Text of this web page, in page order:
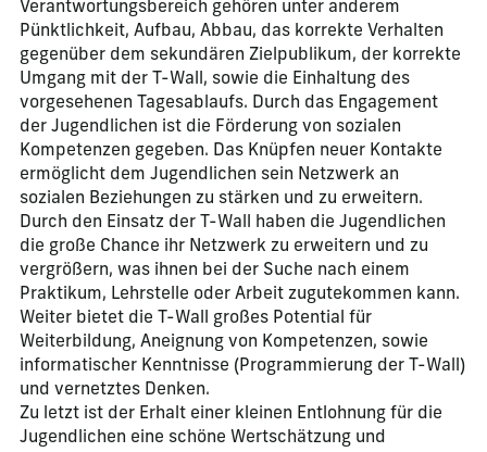
Verantwortungsbereich gehören unter anderem
Pünktlichkeit, Aufbau, Abbau, das korrekte Verhalten
gegenüber dem sekundären Zielpublikum, der korrekte
Umgang mit der T-Wall, sowie die Einhaltung des
vorgesehenen Tagesablaufs. Durch das Engagement
der Jugendlichen ist die Förderung von sozialen
Kompetenzen gegeben. Das Knüpfen neuer Kontakte
ermöglicht dem Jugendlichen sein Netzwerk an
sozialen Beziehungen zu stärken und zu erweitern.
Durch den Einsatz der T-Wall haben die Jugendlichen
die große Chance ihr Netzwerk zu erweitern und zu
vergrößern, was ihnen bei der Suche nach einem
Praktikum, Lehrstelle oder Arbeit zugutekommen kann.
Weiter bietet die T-Wall großes Potential für
Weiterbildung, Aneignung von Kompetenzen, sowie
informatischer Kenntnisse (Programmierung der T-Wall)
und vernetztes Denken.
Zu letzt ist der Erhalt einer kleinen Entlohnung für die
Jugendlichen eine schöne Wertschätzung und